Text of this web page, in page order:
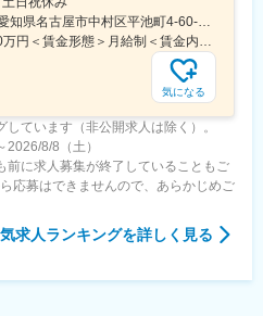
＜勤務地詳細＞本社住所：愛知県名古屋市中村区平池町4-60-12 グローバルゲート27F受動喫煙対策：敷地内喫煙可能場所あり変更の範囲：無
＜予定年収＞350万円～500万円＜賃金形態＞月給制＜賃金内訳＞月額（基本給）：250,000円～357,000円＜月給＞250,000円～357,000円＜昇給有無＞有＜残業手当＞有＜給与補足＞昇給：年１回（３月）賞与：年２回（6月、12月）※経験、スキルに応じて相談のうえ決定いたします※残業手当は別途支給30歳年収：350万円／月給25万円+賞与35歳年収：400万円／月給28.5万円+賞与賃金はあくまでも目安の金額であり、選考を通じて上下する可能性があります。月給(月額)は固定手当を含めた表記です。
気になる
ています（非公開求人は除く）。
8/8（土）
前に求人募集が終了していることもご
応募はできませんので、あらかじめご
求人ランキングを詳しく見る